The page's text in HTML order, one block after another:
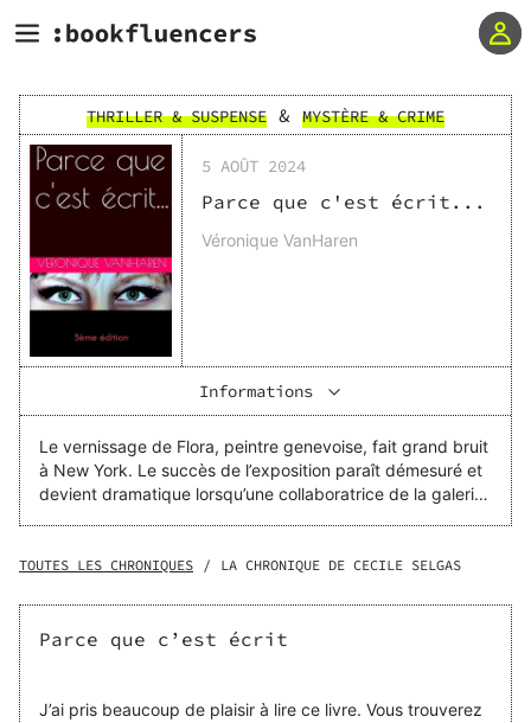
THRILLER & SUSPENSE & MYSTÈRE & CRIME
5 AOÛT 2024
Parce que c'est écrit...
Véronique VanHaren
Informations
Le vernissage de Flora, peintre genevoise, fait grand bruit
à New York. Le succès de l’exposition paraît démesuré et
devient dramatique lorsqu’une collaboratrice de la galerie
évènements s'enchaînent. Pourquoi des inconnus font-ils
ce personnage manipulateur qui fascine par son pouvoir ?
Quelles sont ses intentions ? Flora, face à son destin,
TOUTES LES CHRONIQUES / LA CHRONIQUE DE CECILE SELGAS
Parce que c’est écrit
J’ai pris beaucoup de plaisir à lire ce livre. Vous trouverez